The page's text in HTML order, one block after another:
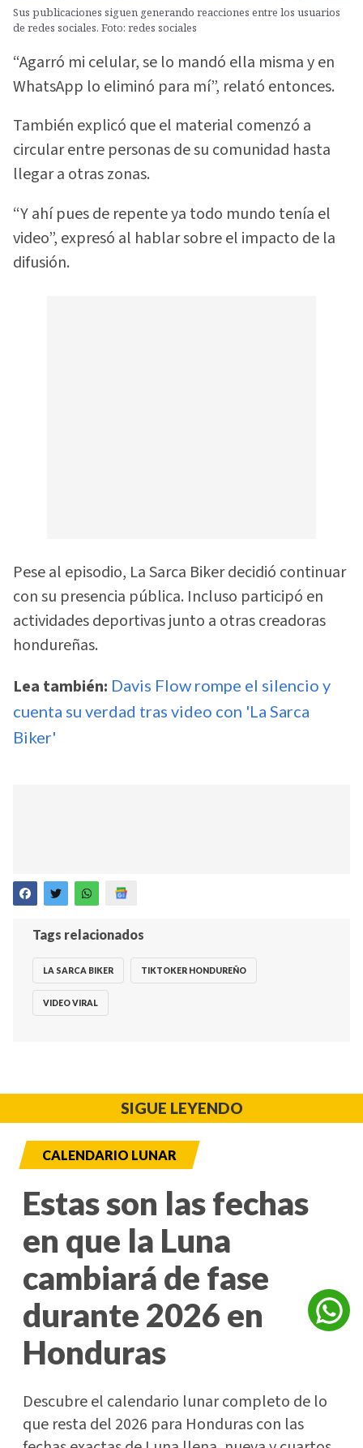
Sus publicaciones siguen generando reacciones entre los usuarios
de redes sociales. Foto: redes sociales
“Agarró mi celular, se lo mandó ella misma y en
WhatsApp lo eliminó para mí”, relató entonces.
También explicó que el material comenzó a
circular entre personas de su comunidad hasta
llegar a otras zonas.
“Y ahí pues de repente ya todo mundo tenía el
video”, expresó al hablar sobre el impacto de la
difusión.
Pese al episodio, La Sarca Biker decidió continuar
con su presencia pública. Incluso participó en
actividades deportivas junto a otras creadoras
hondureñas.
Lea también: Davis Flow rompe el silencio y
cuenta su verdad tras video con 'La Sarca
Biker'
Tags relacionados
LA SARCA BIKER TIKTOKER HONDUREÑO
VIDEO VIRAL
SIGUE LEYENDO
CALENDARIO LUNAR
Estas son las fechas
en que la Luna
cambiará de fase
durante 2026 en
Honduras
Descubre el calendario lunar completo de lo
que resta del 2026 para Honduras con las